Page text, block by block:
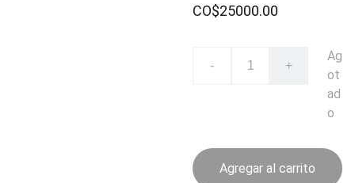
CO$25000.00
- +
Ag
ot
ad
o
Agregar al carrito